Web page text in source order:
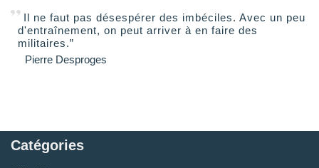
Il ne faut pas désespérer des imbéciles. Avec un peu
d'entraînement, on peut arriver à en faire des
militaires.”
Pierre Desproges
Catégories